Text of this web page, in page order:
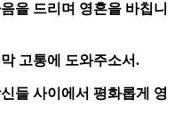
을 드리며 영혼을 바칩니
고통에 도와주소서.
들 사이에서 평화롭게 영